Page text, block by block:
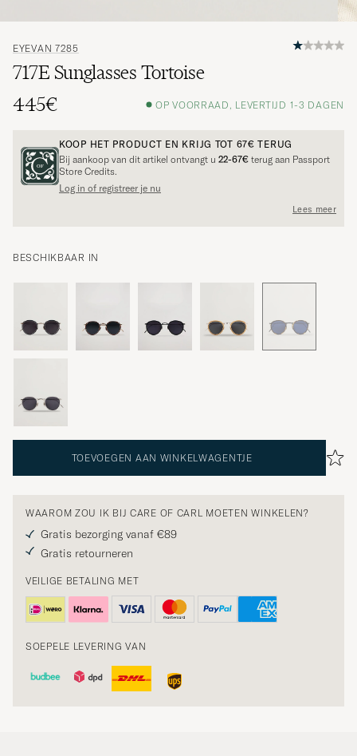
EYEVAN 7285
717E Sunglasses Tortoise
445€
OP VOORRAAD, LEVERTIJD 1-3 DAGEN
KOOP HET PRODUCT EN KRIJG TOT 67€ TERUG
Bij aankoop van dit artikel ontvangt u 22-67€ terug aan Passport
Store Credits.
Log in of registreer je nu
Lees meer
BESCHIKBAAR IN
TOEVOEGEN AAN WINKELWAGENTJE
WAAROM ZOU IK BIJ CARE OF CARL MOETEN WINKELEN?
Gratis bezorging vanaf €89
Gratis retourneren
VEILIGE BETALING MET
SOEPELE LEVERING VAN